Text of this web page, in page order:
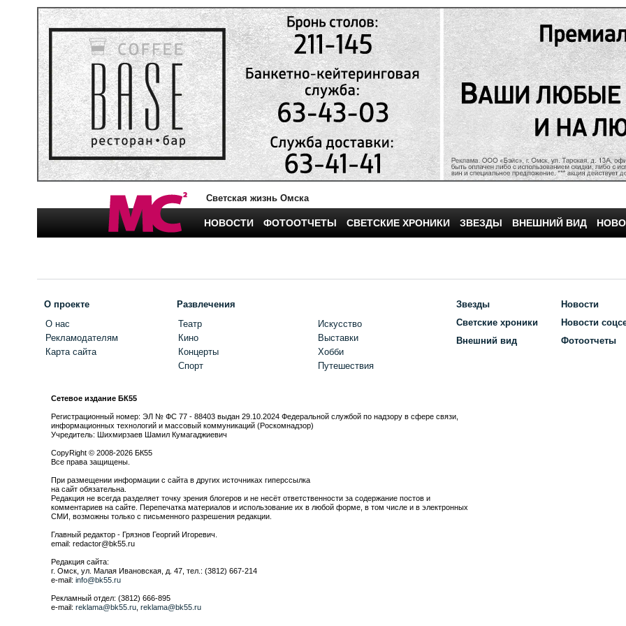
Светская жизнь Омска
НОВОСТИ ФОТООТЧЕТЫ СВЕТСКИЕ ХРОНИКИ ЗВЕЗДЫ ВНЕШНИЙ ВИД
О проекте
О нас
Рекламодателям
Карта сайта
Развлечения
Театр
Кино
Концерты
Спорт
Искусство
Выставки
Хобби
Путешествия
Звезды
Светские хроники
Внешний вид
Новости
Новости
Фотоотчеты
Сетевое издание БК55
Регистрационный номер: ЭЛ № ФС 77 - 88403 выдан 29.10.2024 Федеральной службой по надзору в сфере связи,
информационных технологий и массовый коммуникаций (Роскомнадзор)
Учредитель: Шихмирзаев Шамил Кумагаджиевич
CopyRight © 2008-2026 БК55
Все права защищены.
При размещении информации с сайта в других источниках гиперссылка
на сайт обязательна.
Редакция не всегда разделяет точку зрения блогеров и не несёт ответственности за содержание постов и
комментариев на сайте. Перепечатка материалов и использование их в любой форме, в том числе и в электронных
СМИ, возможны только с письменного разрешения редакции.
Главный редактор - Грязнов Георгий Игоревич.
email: redactor@bk55.ru
Редакция сайта:
г. Омск, ул. Малая Ивановская, д. 47, тел.: (3812) 667-214
e-mail: info@bk55.ru
Рекламный отдел: (3812) 666-895
e-mail: reklama@bk55.ru reklama@bk55.ru